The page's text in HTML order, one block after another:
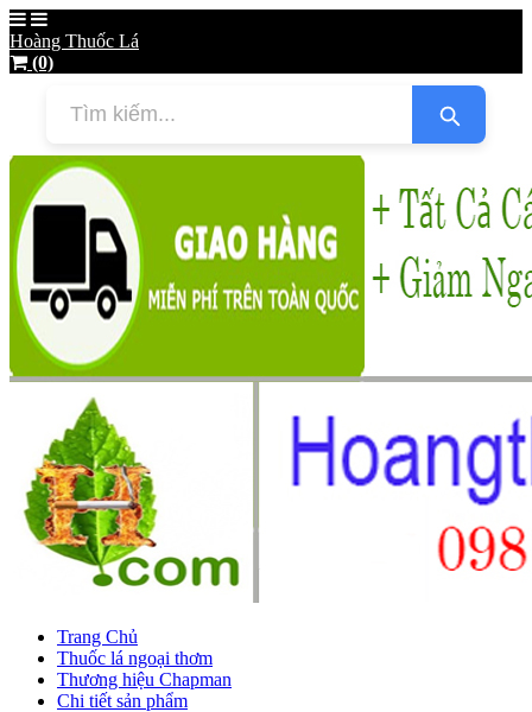
Hoàng Thuốc Lá
(0)
Trang Chủ
Thuốc lá ngoại thơm
Thương hiệu Chapman
Chi tiết sản phẩm